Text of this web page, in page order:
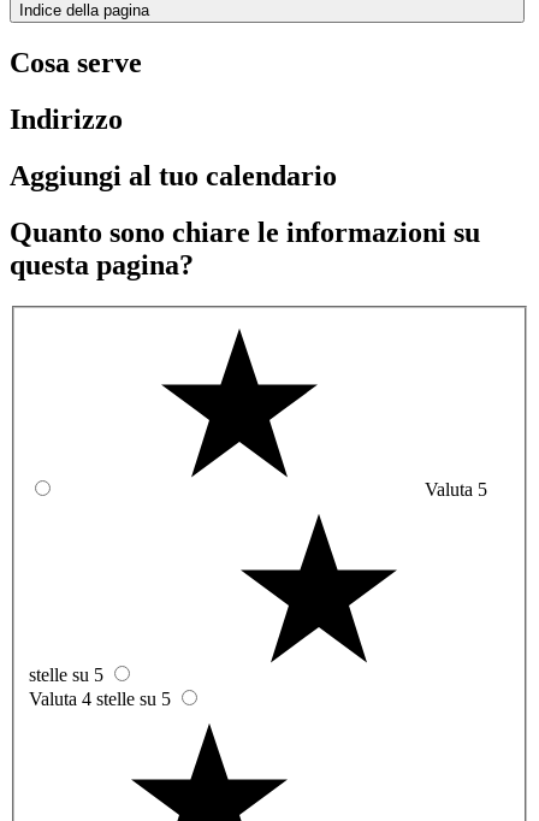
Indice della pagina
Cosa serve
Indirizzo
Aggiungi al tuo calendario
Quanto sono chiare le informazioni su
questa pagina?
Valuta 5
stelle su 5
Valuta 4 stelle su 5